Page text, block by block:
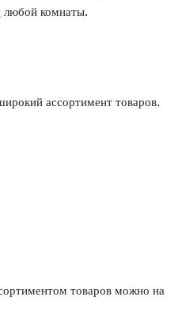
комнаты.
ассортимент товаров.
товаров можно на